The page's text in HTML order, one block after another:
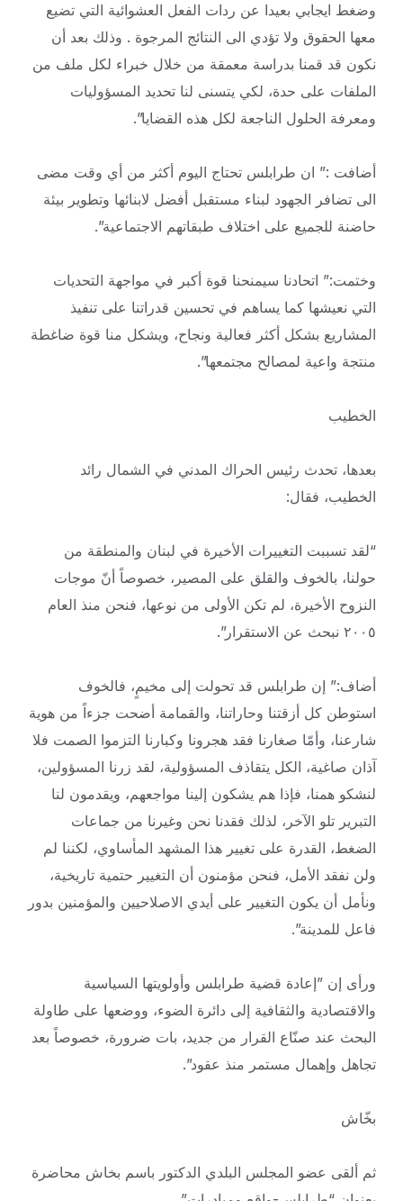
وضغط ايجابي بعيدا عن ردات الفعل العشوائية التي تضيع
معها الحقوق ولا تؤدي الى النتائج المرجوة . وذلك بعد أن
نكون قد قمنا بدراسة معمقة من خلال خبراء لكل ملف من
الملفات على حدة، لكي يتسنى لنا تحديد المسؤوليات
ومعرفة الحلول الناجعة لكل هذه القضايا”.
أضافت :” ان طرابلس تحتاج اليوم أكثر من أي وقت مضى
الى تضافر الجهود لبناء مستقبل أفضل لابنائها وتطوير بيئة
حاضنة للجميع على اختلاف طبقاتهم الاجتماعية”.
وختمت:” اتحادنا سيمنحنا قوة أكبر في مواجهة التحديات
التي نعيشها كما يساهم في تحسين قدراتنا على تنفيذ
المشاريع بشكل أكثر فعالية ونجاح، ويشكل منا قوة ضاغطة
منتجة واعية لمصالح مجتمعها”.
الخطيب
بعدها، تحدث رئيس الحراك المدني في الشمال رائد
الخطيب، فقال:
“لقد تسببت التغييرات الأخيرة في لبنان والمنطقة من
حولنا، بالخوف والقلق على المصير، خصوصاً أنّ موجات
النزوح الأخيرة، لم تكن الأولى من نوعها، فنحن منذ العام
٢٠٠٥ نبحث عن الاستقرار”.
أضاف:” إن طرابلس قد تحولت إلى مخيمٍ، فالخوف
استوطن كل أزقتنا وحاراتنا، والقمامة أضحت جزءاً من هوية
شارعنا، وأمّا صغارنا فقد هجرونا وكبارنا التزموا الصمت فلا
آذان صاغية، الكل يتقاذف المسؤولية، لقد زرنا المسؤولين،
لنشكو همنا، فإذا هم يشكون إلينا مواجعهم، ويقدمون لنا
التبرير تلو الآخر، لذلك فقدنا نحن وغيرنا من جماعات
الضغط، القدرة على تغيير هذا المشهد المأساوي، لكننا لم
ولن نفقد الأمل، فنحن مؤمنون أن التغيير حتمية تاريخية،
ونأمل أن يكون التغيير على أيدي الاصلاحيين والمؤمنين بدور
فاعل للمدينة”.
ورأى إن ‏”إعادة قضية طرابلس وأولويتها السياسية
والاقتصادية والثقافية إلى دائرة الضوء، ووضعها على طاولة
البحث عند صنّاع القرار من جديد، بات ضرورة، خصوصاً بعد
تجاهل وإهمال مستمر منذ عقود”.
بخّاش
ثم ألقى عضو المجلس البلدي الدكتور باسم بخاش محاضرة